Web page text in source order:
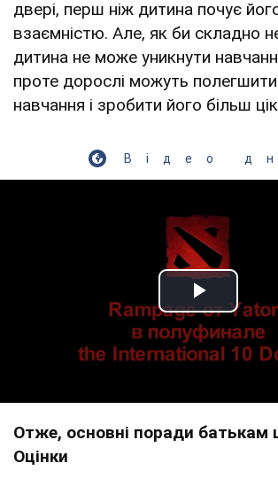
двері, перш ніж дитина почує його
взаємністю. Але, як би складно
дитина не може уникнути
проте дорослі можуть
навчання і зробити його більш
Відео
Play
Отже, основні поради батькам
Оцінки